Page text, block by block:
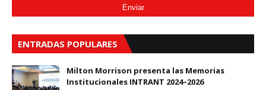
ENTRADAS POPULARES
Milton Morrison presenta las Memorias
Institucionales INTRANT 2024–2026